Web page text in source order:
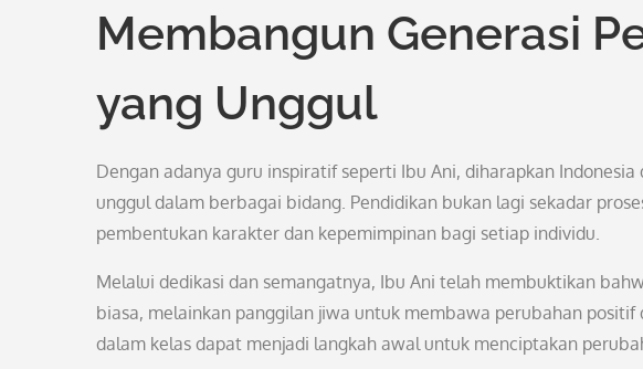
Membangun Generasi
yang Unggul
Dengan adanya guru inspiratif seperti Ibu Ani, diharapkan
unggul dalam berbagai bidang. Pendidikan bukan lagi sekadar
pembentukan karakter dan kepemimpinan bagi setiap individu.
Melalui dedikasi dan semangatnya, Ibu Ani telah membuktikan
biasa, melainkan panggilan jiwa untuk membawa perubahan
dalam kelas dapat menjadi langkah awal untuk menciptakan